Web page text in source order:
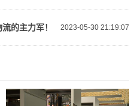
2023-05-30 21:19:07
的主力军！